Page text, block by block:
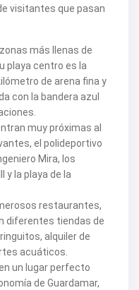
visitantes que pasan
más llenas de
playa centro es la
de arena fina y
con la bandera azul
muy próximas al
el polideportivo
Mira, los
y la playa de la
restaurantes,
diferentes tiendas de
alquiler de
acuáticos.
un lugar perfecto
de Guardamar,